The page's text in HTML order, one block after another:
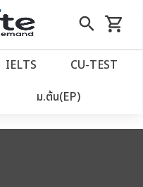
close
search
Skip
to
shopping_cart
รถเข็น
IELTS CU‑TEST
ม.ต้น(EP)
for catalog
test id 379